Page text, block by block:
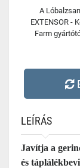
A
EXTENSOR -
Farm
LEÍRÁS
Javítja a
és